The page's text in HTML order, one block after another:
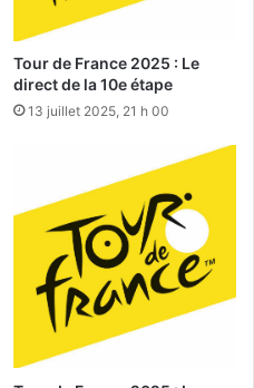
Tour de France 2025 : Le
direct de la 10e étape
13 juillet 2025, 21 h 00